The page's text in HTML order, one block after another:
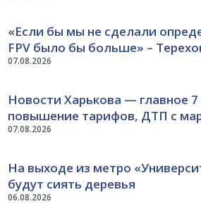
07.08.2026
«Если бы мы не сделали
FPV было бы больше» –
07.08.2026
Новости Харькова — главное 7
повышение тарифов, ДТП с
06.08.2026
На выходе из метро
будут сиять деревья